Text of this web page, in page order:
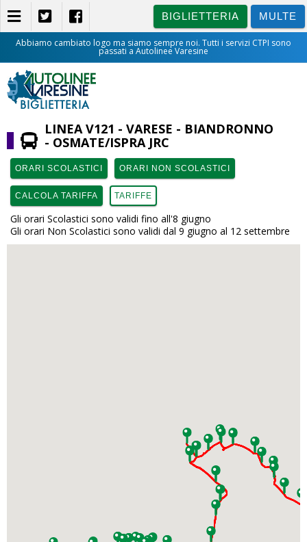
BIGLIETTERIA MULTE
Abbiamo cambiato logo ma siamo sempre noi. Tutti i servizi CTPI sono
passati a Autolinee Varesine
BIGLIETTERIA
LINEA V121 - VARESE - BIANDRONNO
- OSMATE/ISPRA JRC
ORARI SCOLASTICI ORARI NON SCOLASTICI
CALCOLA TARIFFA TARIFFE
Gli orari Scolastici sono validi fino all'8 giugno
Gli orari Non Scolastici sono validi dal 9 giugno al 12 settembre